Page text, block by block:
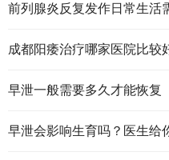
前列腺炎反复发作日常生活
成都阳痿治疗哪家医院比较
早泄一般需要多久才能恢复
早泄会影响生育吗？医生给